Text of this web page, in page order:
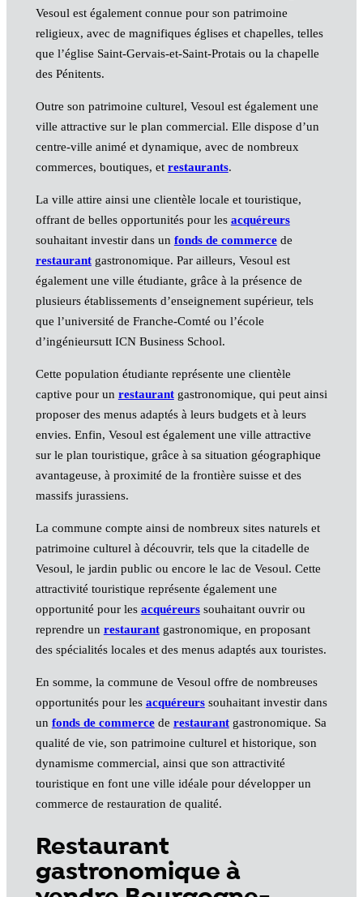
Vesoul est également connue pour son patrimoine
religieux, avec de magnifiques églises et chapelles, telles
que l’église Saint-Gervais-et-Saint-Protais ou la chapelle
des Pénitents.
Outre son patrimoine culturel, Vesoul est également une
ville attractive sur le plan commercial. Elle dispose d’un
centre-ville animé et dynamique, avec de nombreux
commerces, boutiques, et restaurants.
La ville attire ainsi une clientèle locale et touristique,
offrant de belles opportunités pour les acquéreurs
souhaitant investir dans un fonds de commercede
restaurantgastronomique. Par ailleurs, Vesoul est
également une ville étudiante, grâce à la présence de
plusieurs établissements d’enseignement supérieur, tels
que l’université de Franche-Comté ou l’école
d’ingénieursutt ICN Business School.
Cette population étudiante représente une clientèle
captive pour un restaurantgastronomique, qui peut ainsi
proposer des menus adaptés à leurs budgets et à leurs
envies. Enfin, Vesoul est également une ville attractive
sur le plan touristique, grâce à sa situation géographique
avantageuse, à proximité de la frontière suisse et des
massifs jurassiens.
La commune compte ainsi de nombreux sites naturels et
patrimoine culturel à découvrir, tels que la citadelle de
Vesoul, le jardin public ou encore le lac de Vesoul. Cette
attractivité touristique représente également une
opportunité pour les acquéreurssouhaitant ouvrir ou
reprendre un restaurantgastronomique, en proposant
des spécialités locales et des menus adaptés aux touristes.
En somme, la commune de Vesoul offre de nombreuses
opportunités pour les acquéreurssouhaitant investir dans
un fonds de commercede restaurantgastronomique. Sa
qualité de vie, son patrimoine culturel et historique, son
dynamisme commercial, ainsi que son attractivité
touristique en font une ville idéale pour développer un
commerce de restauration de qualité.
Restaurant
gastronomique à